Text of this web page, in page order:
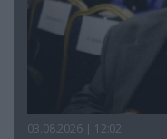
03.08.2026 | 12:02